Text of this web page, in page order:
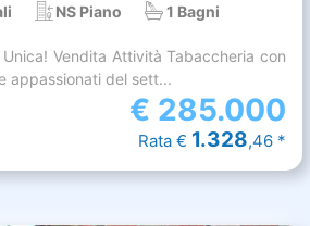
NS Piano 1 Bagni
Vendita Attività Tabaccheria con
appassionati del sett...
€ 285.000
Rata € 1.328,46 *